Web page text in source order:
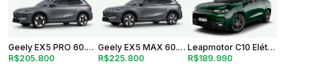
Geely EX5 PRO 60.22 kWh
R$205.800
Geely EX5 MAX 60.22 kWh
R$225.800
Leapmotor C10 Elétrico - BEV 69.9 kWh
R$189.990